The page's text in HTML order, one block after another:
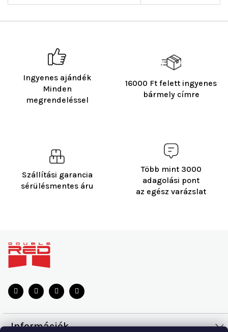
Ingyenes ajándék
Minden
megrendeléssel
16000 Ft felett ingyenes
bármely címre
Szállítási garancia
sérülésmentes áru
Több mint 3000
adagolási pont
az egész varázslat
Információk